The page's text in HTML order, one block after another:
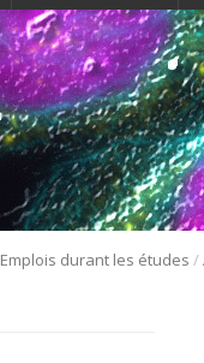
Emplois durant les études /